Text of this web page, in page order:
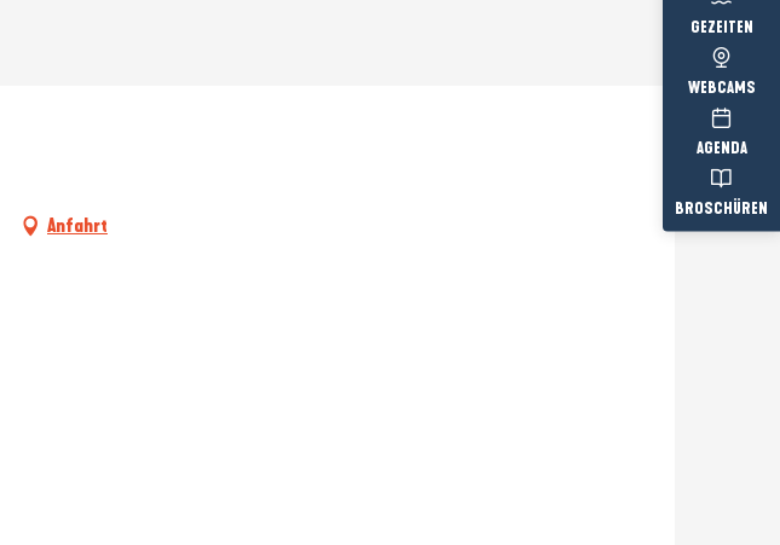
GEZEITEN
WEBCAMS
AGENDA
BROSCHÜREN
Anfahrt